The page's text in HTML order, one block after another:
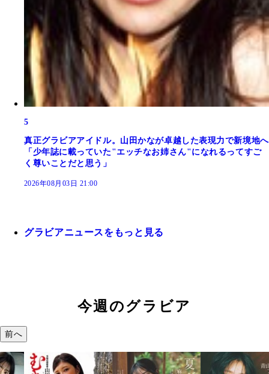
5
真正グラビアアイドル。山田かなが卓越した表現力で新境地へ
「少年誌に載っていた"エッチなお姉さん"になれるってすご
く尊いことだと思う」
2026年08月03日 21:00
グラビアニュースをもっと見る
今週のグラビア
前へ